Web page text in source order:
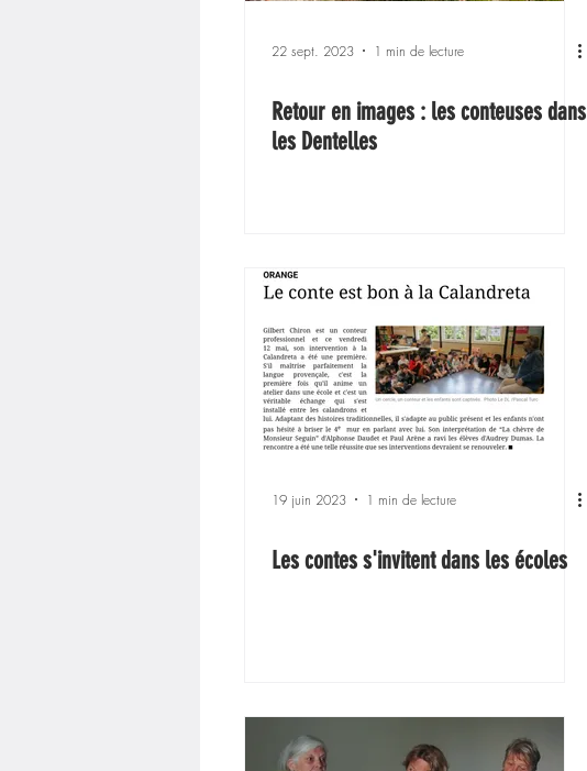
22 sept. 2023 1 min de lecture
Retour en images : les conteuses dans
les Dentelles
19 juin 2023 1 min de lecture
Les contes s'invitent dans les écoles